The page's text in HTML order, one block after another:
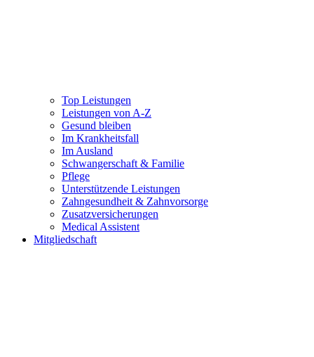
Top Leistungen
Leistungen von A-Z
Gesund bleiben
Im Krankheitsfall
Im Ausland
Schwangerschaft & Familie
Pflege
Unterstützende Leistungen
Zahngesundheit & Zahnvorsorge
Zusatzversicherungen
Medical Assistent
Mitgliedschaft